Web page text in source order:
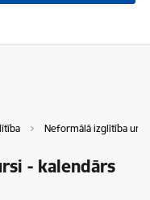
Neformālā izglītība un
- kalendārs